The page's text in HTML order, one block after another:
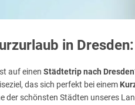
in
auf einen Städtetrip nach Dresden
das sich perfekt bei einem
der schönsten Städten unseres